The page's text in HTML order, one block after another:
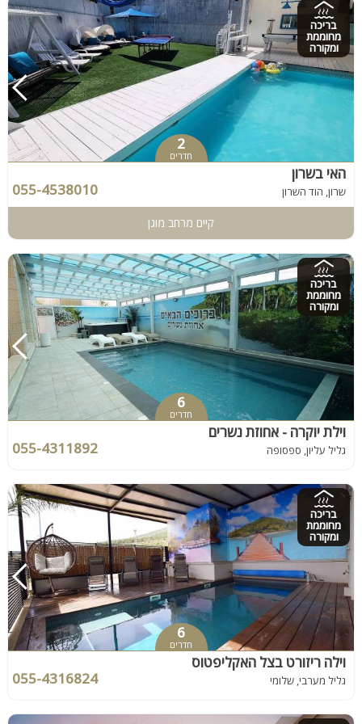
בריכה
מחוממת
ומקורה
2
חדרים
האי בשרון
שרון, הוד השרון 055-4538010
קיים מרחב מוגן
בריכה
מחוממת
ומקורה
6
חדרים
וילת יוקרה - אחוזת נשרים
גליל עליון, ספסופה 055-4311892
בריכה
מחוממת
ומקורה
6
חדרים
וילה ריזורט בצל האקליפטוס
גליל מערבי, שלומי 055-4316824